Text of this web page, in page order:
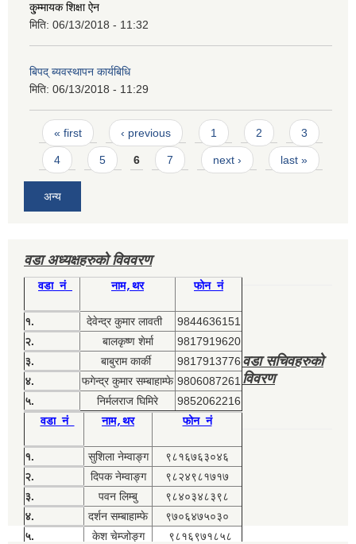
कु्म्मायक शिक्षा ऐन
मिति: 06/13/2018 - 11:32
बिपद् ब्यवस्थापन कार्यबिधि
मिति: 06/13/2018 - 11:29
Pages
« first ‹ previous 1 2 3
4 5 6 7 next › last »
अन्य
वडा अध्यक्षहरुको विववरण
वडा नं नाम,थर फोन नं
१. देवेन्द्र कुमार लावती
9844636151
२.
बालकृष्ण शेर्मा
9817919620
३.
बाबुराम कार्की
9817913776
४.
फगेन्द्र कुमार सम्बाहाम्फे 9806087261
५.
निर्मलराज घिमिरे 9852062216
वडा सचिवहरुको
विवरण
वडा नं नाम,थर फोन नं
१. सुशिला नेम्वाङ्ग
९८१६७६३०४६
२.
दिपक नेम्वाङ्ग
९८२४९८१७१७
३.
पवन लिम्बु
९८४०३४८३९८
४.
दर्शन सम्बाहाम्फे
९७०६४७५०३०
५.
केश चेम्जोङ्ग ९८१६९७१८५८